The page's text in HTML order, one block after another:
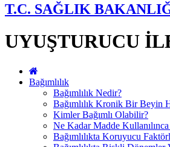
T.C. SAĞLIK
UYUŞTURUCU
Bağımlılık
Bağımlılık Nedir?
Bağımlılık Kronik Bir Beyin
Kimler Bağımlı Olabilir?
Ne Kadar Madde
Bağımlılıkta Koruyucu